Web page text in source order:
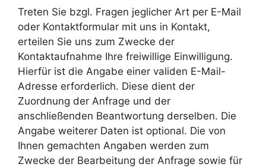
Treten Sie bzgl. Fragen jeglicher Art per E-Mail
oder Kontaktformular mit uns in Kontakt,
erteilen Sie uns zum Zwecke der
Kontaktaufnahme Ihre freiwillige Einwilligung.
Hierfür ist die Angabe einer validen E-Mail-
Adresse erforderlich. Diese dient der
Zuordnung der Anfrage und der
anschließenden Beantwortung derselben. Die
Angabe weiterer Daten ist optional. Die von
Ihnen gemachten Angaben werden zum
Zwecke der Bearbeitung der Anfrage sowie für